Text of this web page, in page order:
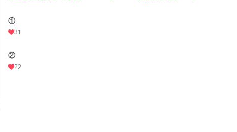
①
31
②
22